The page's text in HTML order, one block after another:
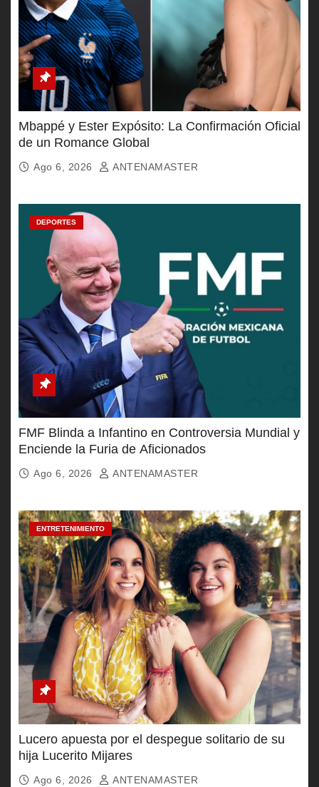
Mbappé y Ester Expósito: La Confirmación Oficial
de un Romance Global
Ago 6, 2026 ANTENAMASTER
DEPORTES
FMF Blinda a Infantino en Controversia Mundial y
Enciende la Furia de Aficionados
Ago 6, 2026 ANTENAMASTER
ENTRETENIMIENTO
Lucero apuesta por el despegue solitario de su
hija Lucerito Mijares
Ago 6, 2026 ANTENAMASTER